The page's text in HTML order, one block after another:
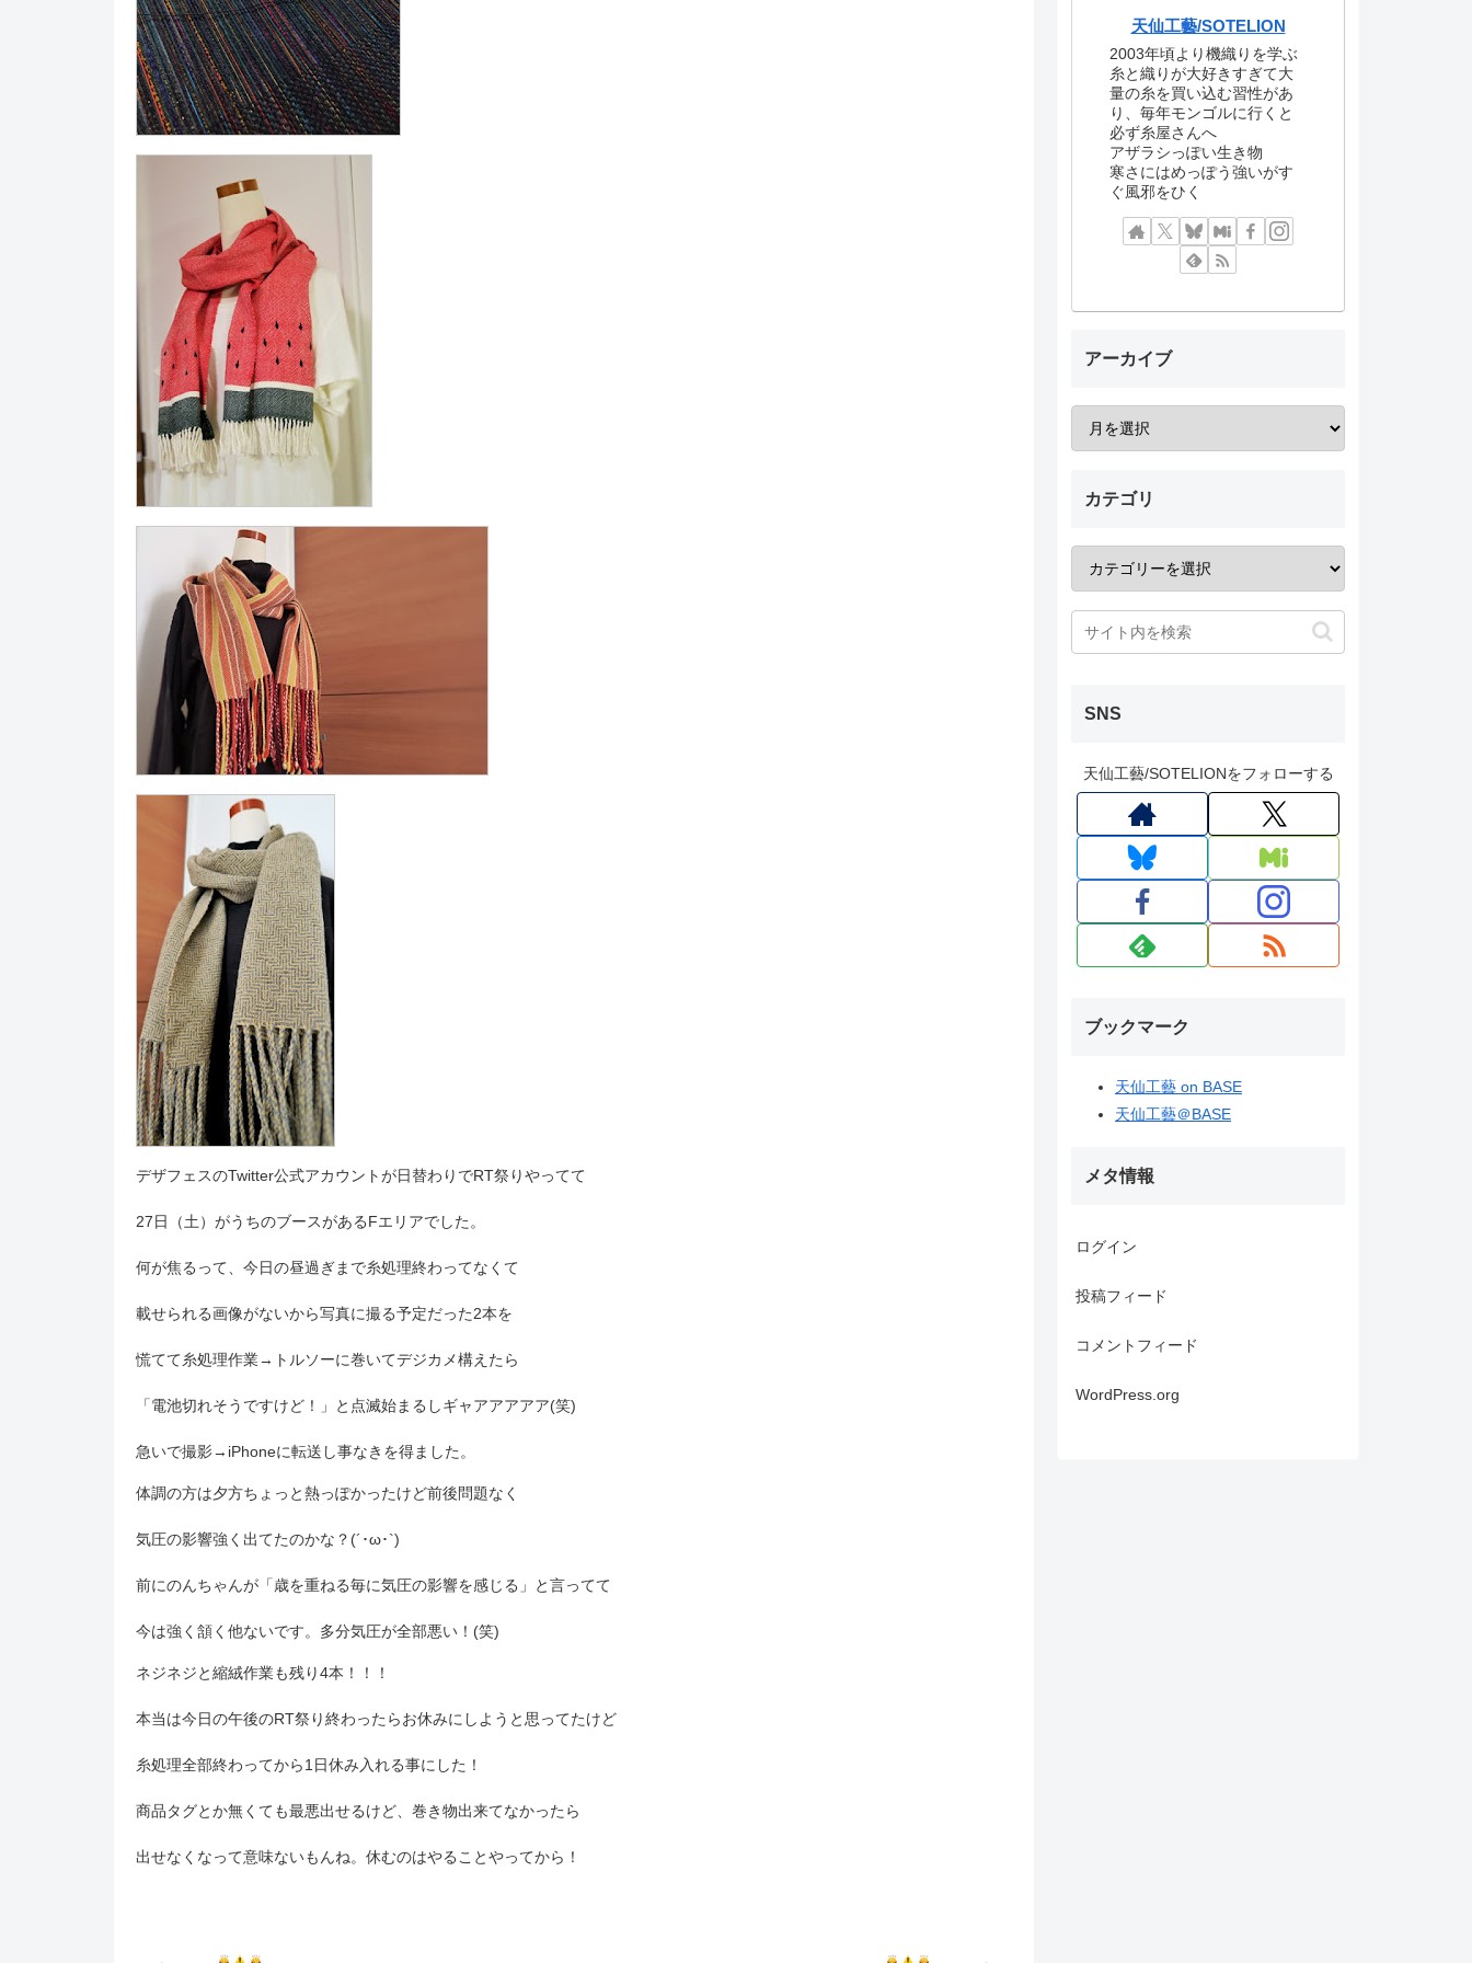
デザフェスのTwitter公式アカウントが日替わりでRT祭りやってて
27日（土）がうちのブースがあるFエリアでした。
何が焦るって、今日の昼過ぎまで糸処理終わってなくて
載せられる画像がないから写真に撮る予定だった2本を
慌てて糸処理作業→トルソーに巻いてデジカメ構えたら
「電池切れそうですけど！」と点滅始まるしギャアアアアア(笑)
急いで撮影→iPhoneに転送し事なきを得ました。
体調の方は夕方ちょっと熱っぽかったけど前後問題なく
気圧の影響強く出てたのかな？(´･ω･`)
前にのんちゃんが「歳を重ねる毎に気圧の影響を感じる」と言ってて
今は強く頷く他ないです。多分気圧が全部悪い！(笑)
ネジネジと縮絨作業も残り4本！！！
本当は今日の午後のRT祭り終わったらお休みにしようと思ってたけど
糸処理全部終わってから1日休み入れる事にした！
商品タグとか無くても最悪出せるけど、巻き物出来てなかったら
出せなくなって意味ないもんね。休むのはやることやってから！
天仙工藝/SOTELION
2003年頃より機織りを学ぶ
糸と織りが大好きすぎて大
量の糸を買い込む習性があ
り、毎年モンゴルに行くと
必ず糸屋さんへ
アザラシっぽい生き物
寒さにはめっぽう強いがす
ぐ風邪をひく
アーカイブ
カテゴリ
SNS
天仙工藝/SOTELIONをフォローする
ブックマーク
天仙工藝 on BASE
天仙工藝＠BASE
メタ情報
ログイン
投稿フィード
コメントフィード
WordPress.org